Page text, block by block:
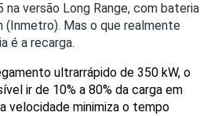
na versão Long Range, com bateria
(Inmetro). Mas o que realmente
é a recarga.
ultrarrápido de 350 kW, o
ir de 10% a 80% da carga em
velocidade minimiza o tempo